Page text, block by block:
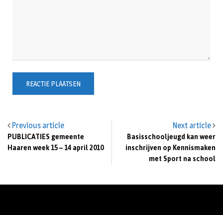
Previous article
PUBLICATIES gemeente
Haaren week 15 – 14 april 2010
Next article
Basisschooljeugd kan weer
inschrijven op Kennismaken
met Sport na school